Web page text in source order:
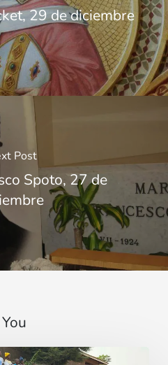
29 de diciembre
Post
Spoto, 27 de